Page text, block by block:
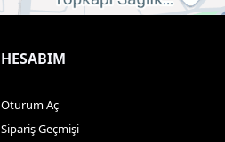
HESABIM
Oturum Aç
Sipariş Geçmişi